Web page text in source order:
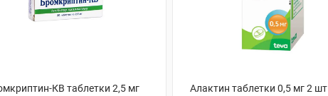
КВ таблетки 2,5 мг
Алактин таблетки 0,5 мг 2 шт